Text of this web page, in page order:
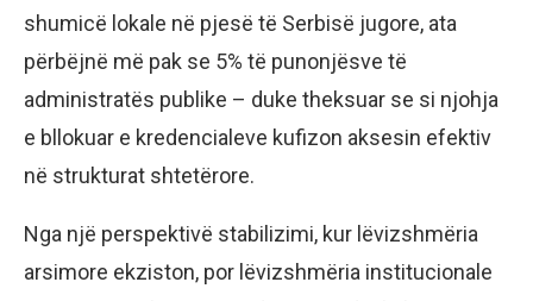
shumicë lokale në pjesë të Serbisë jugore, ata
përbëjnë më pak se 5% të punonjësve të
administratës publike – duke theksuar se si njohja
e bllokuar e kredencialeve kufizon aksesin efektiv
në strukturat shtetërore.
Nga një perspektivë stabilizimi, kur lëvizshmëria
arsimore ekziston, por lëvizshmëria institucionale